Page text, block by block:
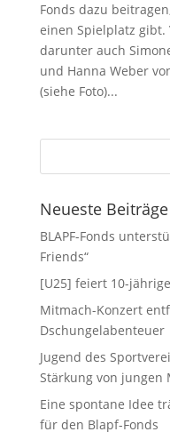
Fonds dazu
einen Spielplatz
darunter auch
und Hanna Weber
(siehe Foto)...
Neueste Beiträge
BLAPF-Fonds
Friends“
[U25] feiert 10-
Mitmach-Konzert
Dschungelabenteuer
Jugend des
Stärkung von jungen
Eine spontane Idee
für den Blapf-Fonds